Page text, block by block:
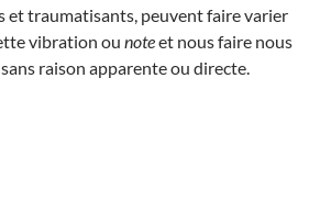
et traumatisants, peuvent faire varier
vibration ou noteet nous faire nous
raison apparente ou directe.